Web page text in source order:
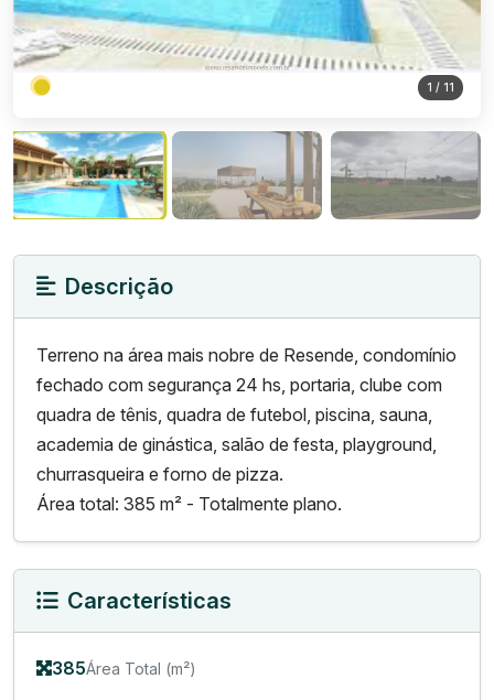
1 / 11
Descrição
Terreno na área mais nobre de Resende, condomínio
fechado com segurança 24 hs, portaria, clube com
quadra de tênis, quadra de futebol, piscina, sauna,
academia de ginástica, salão de festa, playground,
churrasqueira e forno de pizza.
Área total: 385 m² - Totalmente plano.
Características
385Área Total (m²)